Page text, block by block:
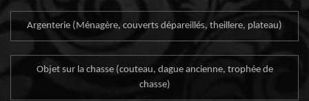
Argenterie (Ménagère, couverts dépareillés, theillere, plateau)
Objet sur la chasse (couteau, dague ancienne, trophée de
chasse)